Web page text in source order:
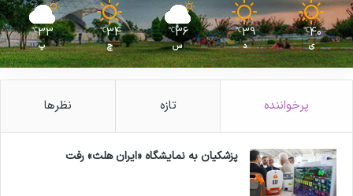
40
℃
ی
39
℃
د
36
℃
س
34
℃
چ
33
℃
پ
پرخواننده تازه نظرها
پزشکیان به نمایشگاه «ایران هلث» رفت